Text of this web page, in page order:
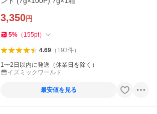
3,350円
5% （ 155pt）
4.69（ 193件）
1〜2日以内に発送（休業日を除く）
イズミックワールド
最安値を見る